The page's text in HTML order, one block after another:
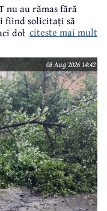
nu au rămas fără
fiind solicitați să
doborâți în urma
citeste mai mult
08 Aug 2026 14:42